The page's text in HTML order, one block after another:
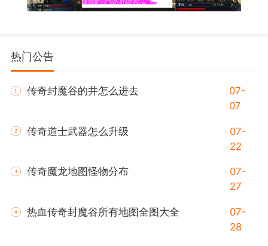
热门公告
传奇封魔谷的井怎么进去
07-
07
传奇道士武器怎么升级
07-
22
传奇魔龙地图怪物分布
07-
27
热血传奇封魔谷所有地图全图大全
07-
28